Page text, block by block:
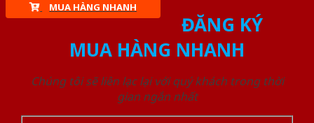
MUA HÀNG NHANH
ĐĂNG KÝ
MUA HÀNG NHANH
Chúng tôi sẽ liên lạc lại với quý khách trong thời
gian ngắn nhất